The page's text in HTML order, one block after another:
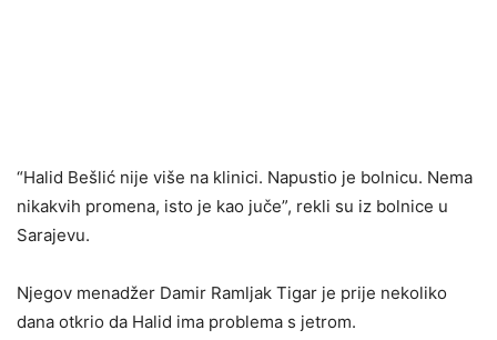
“Halid Bešlić nije više na klinici. Napustio je bolnicu. Nema
nikakvih promena, isto je kao juče”, rekli su iz bolnice u
Sarajevu.
Njegov menadžer Damir Ramljak Tigar je prije nekoliko
dana otkrio da Halid ima problema s jetrom.